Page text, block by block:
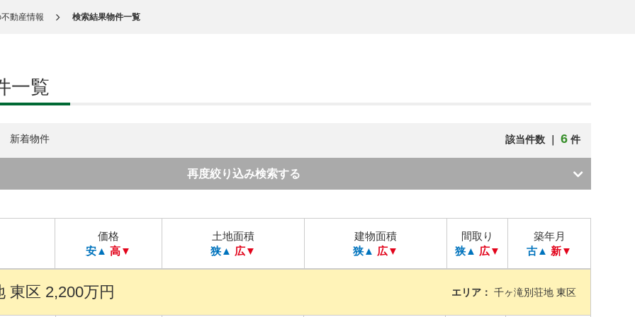
動産情報 検索結果物件一覧
一覧
新着物件 該当件数 ｜ 6件
再度絞り込み検索する
価格
安▲ 高▼
土地面積
狭▲ 広▼
建物面積
狭▲ 広▼
間取り
狭▲ 広▼
築年月
古▲ 新▼
東区 2,200万円 エリア： 千ヶ滝別荘地 東区